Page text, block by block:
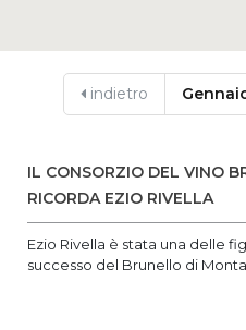
indietro
IL CONSORZIO DEL VINO
RICORDA EZIO RIVELLA
Ezio Rivella è stata una delle
successo del Brunello di